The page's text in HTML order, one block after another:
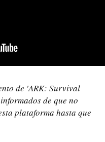
de 'ARK: Survival
de que no
plataforma hasta que